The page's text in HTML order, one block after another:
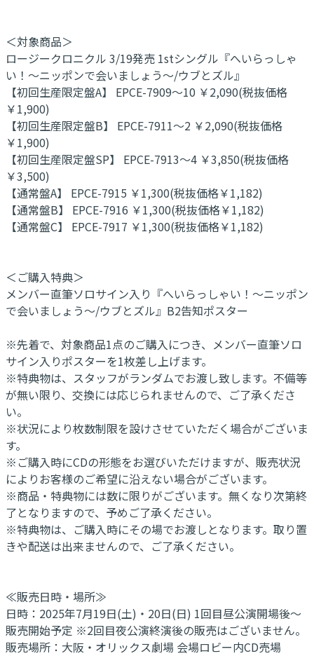
＜対象商品＞
ロージークロニクル 3/19発売 1stシングル『へいらっしゃ
い！～ニッポンで会いましょう～/ウブとズル』
【初回生産限定盤A】 EPCE-7909～10 ￥2,090(税抜価格
￥1,900)
【初回生産限定盤B】 EPCE-7911～2 ￥2,090(税抜価格
￥1,900)
【初回生産限定盤SP】 EPCE-7913～4 ￥3,850(税抜価格
￥3,500)
【通常盤A】 EPCE-7915 ￥1,300(税抜価格￥1,182)
【通常盤B】 EPCE-7916 ￥1,300(税抜価格￥1,182)
【通常盤C】 EPCE-7917 ￥1,300(税抜価格￥1,182)
＜ご購入特典＞
メンバー直筆ソロサイン入り『へいらっしゃい！～ニッポン
で会いましょう～/ウブとズル』B2告知ポスター
※先着で、対象商品1点のご購入につき、メンバー直筆ソロ
サイン入りポスターを1枚差し上げます。
※特典物は、スタッフがランダムでお渡し致します。不備等
が無い限り、交換には応じられませんので、ご了承くださ
い。
※状況により枚数制限を設けさせていただく場合がございま
す。
※ご購入時にCDの形態をお選びいただけますが、販売状況
によりお客様のご希望に沿えない場合がございます。
※商品・特典物には数に限りがございます。無くなり次第終
了となりますので、予めご了承ください。
※特典物は、ご購入時にその場でお渡しとなります。取り置
きや配送は出来ませんので、ご了承ください。
≪販売日時・場所≫
日時：2025年7月19日(土)・20日(日) 1回目昼公演開場後～
販売開始予定 ※2回目夜公演終演後の販売はございません。
販売場所：大阪・オリックス劇場 会場ロビー内CD売場